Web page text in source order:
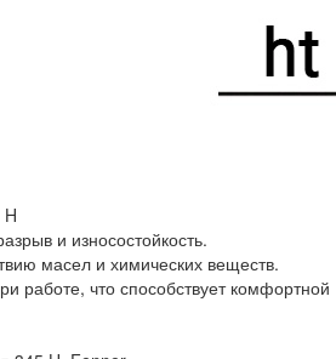
и износостойкость.
масел и химических веществ.
работе, что способствует комфортной